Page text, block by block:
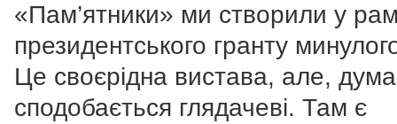
«Пам’ятники» ми створили у
президентського гранту
Це своєрідна вистава, але,
сподобається глядачеві. Там є